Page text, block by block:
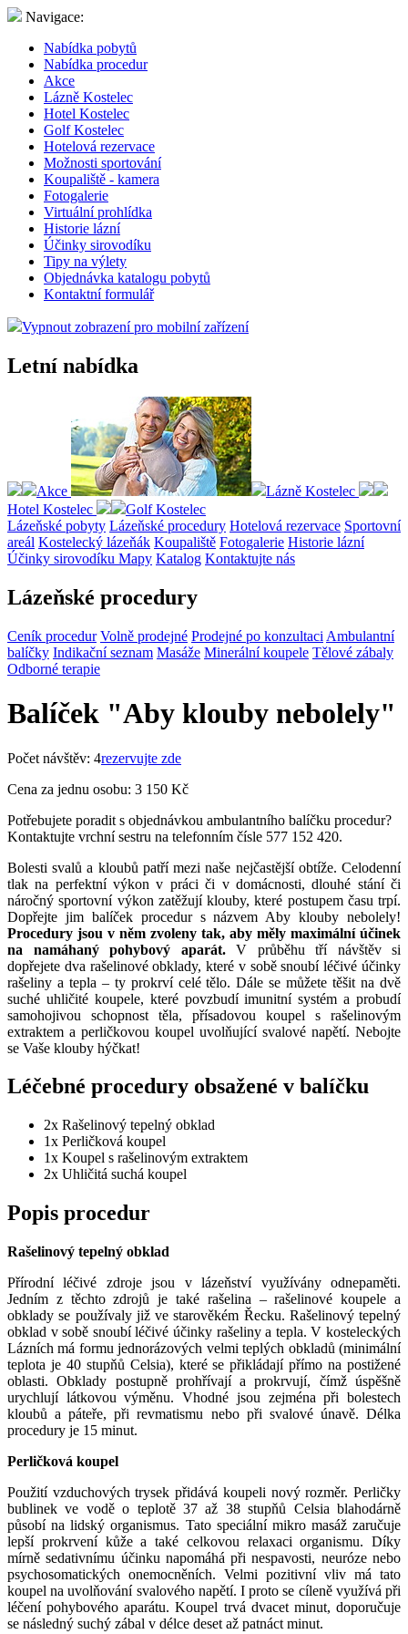
Navigace:
Nabídka pobytů
Nabídka procedur
Akce
Lázně Kostelec
Hotel Kostelec
Golf Kostelec
Hotelová rezervace
Možnosti sportování
Koupaliště - kamera
Fotogalerie
Virtuální prohlídka
Historie lázní
Účinky sirovodíku
Tipy na výlety
Objednávka katalogu pobytů
Kontaktní formulář
Vypnout zobrazení pro mobilní zařízení
Letní nabídka
Akce
Lázně Kostelec
Hotel Kostelec
Golf Kostelec
Lázeňské pobyty Lázeňské procedury Hotelová rezervace Sportovní
areál Kostelecký lázeňák Koupaliště Fotogalerie Historie lázní
Účinky sirovodíku Mapy Katalog Kontaktujte nás
Lázeňské procedury
Ceník procedur Volně prodejné Prodejné po konzultaci Ambulantní
balíčky Indikační seznam Masáže Minerální koupele Tělové zábaly
Odborné terapie
Balíček "Aby klouby nebolely"
Počet návštěv: 4rezervujte zde
Cena za jednu osobu: 3 150 Kč
Potřebujete poradit s objednávkou ambulantního balíčku procedur?
Kontaktujte vrchní sestru na telefonním čísle 577 152 420.
Bolesti svalů a kloubů patří mezi naše nejčastější obtíže. Celodenní
tlak na perfektní výkon v práci či v domácnosti, dlouhé stání či
náročný sportovní výkon zatěžují klouby, které postupem času trpí.
Dopřejte jim balíček procedur s názvem Aby klouby nebolely!
Procedury jsou v něm zvoleny tak, aby měly maximální účinek
na namáhaný pohybový aparát.V průběhu tří návštěv si
dopřejete dva rašelinové obklady, které v sobě snoubí léčivé účinky
rašeliny a tepla – ty prokrví celé tělo. Dále se můžete těšit na dvě
suché uhličité koupele, které povzbudí imunitní systém a probudí
samohojivou schopnost těla, přísadovou koupel s rašelinovým
extraktem a perličkovou koupel uvolňující svalové napětí. Nebojte
se Vaše klouby hýčkat!
Léčebné procedury obsažené v balíčku
2x Rašelinový tepelný obklad
1x Perličková koupel
1x Koupel s rašelinovým extraktem
2x Uhličitá suchá koupel
Popis procedur
Rašelinový tepelný obklad
Přírodní léčivé zdroje jsou v lázeňství využívány odnepaměti.
Jedním z těchto zdrojů je také rašelina – rašelinové koupele a
obklady se používaly již ve starověkém Řecku. Rašelinový tepelný
obklad v sobě snoubí léčivé účinky rašeliny a tepla. V kosteleckých
Lázních má formu jednorázových velmi teplých obkladů (minimální
teplota je 40 stupňů Celsia), které se přikládají přímo na postižené
oblasti. Obklady postupně prohřívají a prokrvují, čímž úspěšně
urychlují látkovou výměnu. Vhodné jsou zejména při bolestech
kloubů a páteře, při revmatismu nebo při svalové únavě. Délka
procedury je 15 minut.
Perličková koupel
Použití vzduchových trysek přidává koupeli nový rozměr. Perličky
bublinek ve vodě o teplotě 37 až 38 stupňů Celsia blahodárně
působí na lidský organismus. Tato speciální mikro masáž zaručuje
lepší prokrvení kůže a také celkovou relaxaci organismu. Díky
mírně sedativnímu účinku napomáhá při nespavosti, neuróze nebo
psychosomatických onemocněních. Velmi pozitivní vliv má tato
koupel na uvolňování svalového napětí. I proto se cíleně využívá při
léčení pohybového aparátu. Koupel trvá dvacet minut, doporučuje
se následný suchý zábal v délce deset až patnáct minut.